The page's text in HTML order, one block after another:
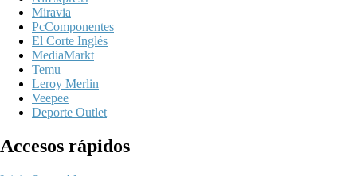
Miravia
PcComponentes
El Corte Inglés
MediaMarkt
Temu
Leroy Merlin
Veepee
Deporte Outlet
Accesos rápidos